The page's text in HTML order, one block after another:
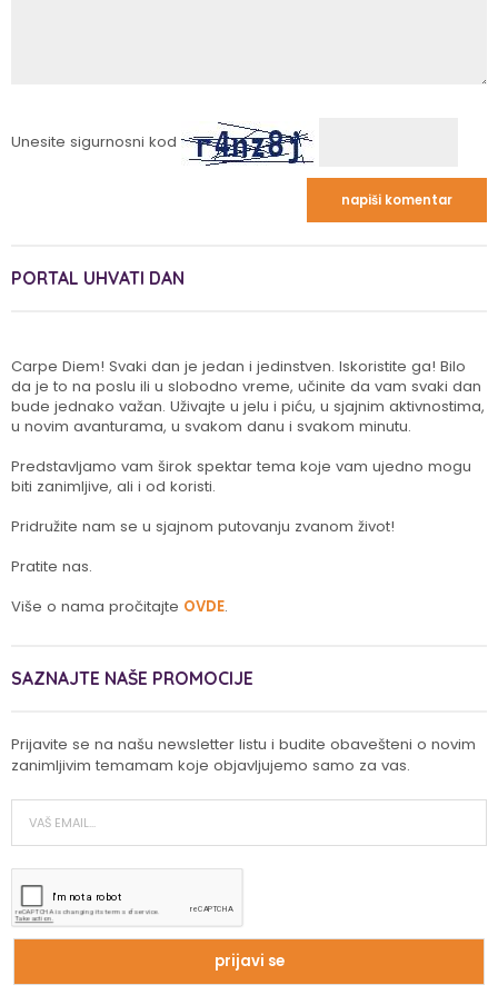
Unesite sigurnosni kod
PORTAL UHVATI DAN
Carpe Diem! Svaki dan je jedan i jedinstven. Iskoristite ga! Bilo
da je to na poslu ili u slobodno vreme, učinite da vam svaki dan
bude jednako važan. Uživajte u jelu i piću, u sjajnim aktivnostima,
u novim avanturama, u svakom danu i svakom minutu.
Predstavljamo vam širok spektar tema koje vam ujedno mogu
biti zanimljive, ali i od koristi.
Pridružite nam se u sjajnom putovanju zvanom život!
Pratite nas.
Više o nama pročitajte OVDE.
SAZNAJTE NAŠE PROMOCIJE
Prijavite se na našu newsletter listu i budite obavešteni o novim
zanimljivim temamam koje objavljujemo samo za vas.